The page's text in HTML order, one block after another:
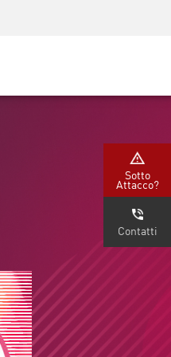
Sotto
Attacco?
Contatti